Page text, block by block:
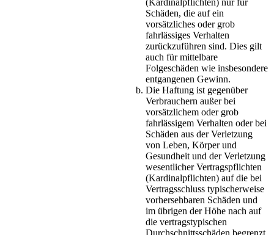
Schäden, die auf ein
vorsätzliches oder grob
fahrlässiges Verhalten
zurückzuführen sind. Dies gilt
auch für mittelbare
Folgeschäden wie insbesondere
entgangenen Gewinn.
Die Haftung ist gegenüber
Verbrauchern außer bei
vorsätzlichem oder grob
fahrlässigem Verhalten oder bei
Schäden aus der Verletzung
von Leben, Körper und
Gesundheit und der Verletzung
wesentlicher Vertragspflichten
(Kardinalpflichten) auf die bei
Vertragsschluss typischerweise
vorhersehbaren Schäden und
im übrigen der Höhe nach auf
die vertragstypischen
Durchschnittsschäden begrenzt.